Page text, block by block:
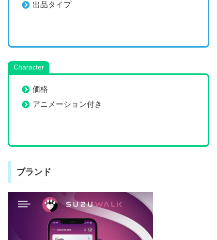
出品タイプ
Character
価格
アニメーション付き
ブランド